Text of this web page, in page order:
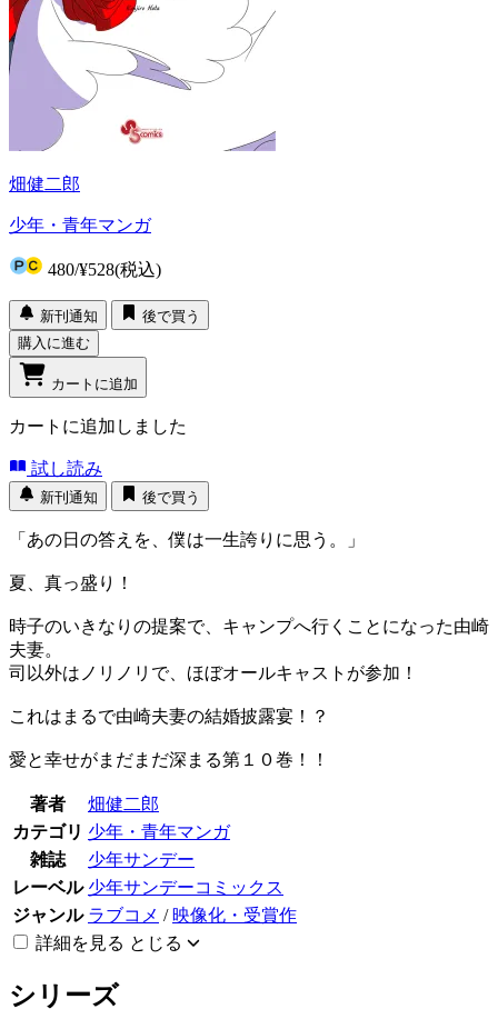
畑健二郎
少年・青年マンガ
480/¥528(税込)
新刊通知
後で買う
購入に進む
カートに追加
カートに追加しました
試し読み
新刊通知 後で買う
「あの日の答えを、僕は一生誇りに思う。」
夏、真っ盛り！
時子のいきなりの提案で、キャンプへ行くことになった由崎
夫妻。
司以外はノリノリで、ほぼオールキャストが参加！
これはまるで由崎夫妻の結婚披露宴！？
愛と幸せがまだまだ深まる第１０巻！！
著者
畑健二郎
カテゴリ 少年・青年マンガ
雑誌
少年サンデー
レーベル 少年サンデーコミックス
ジャンル ラブコメ / 映像化・受賞作
詳細を見る とじる
シリーズ